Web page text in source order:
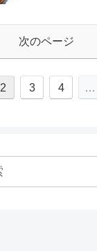
次のページ
2 3 4 …